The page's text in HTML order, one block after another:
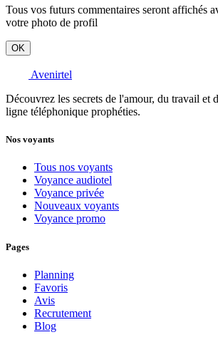
Tous vos futurs commentaires seront affichés
votre photo de profil
OK
Avenirtel
Découvrez les secrets de l'amour, du travail et
ligne téléphonique prophéties.
Nos voyants
Tous nos voyants
Voyance audiotel
Voyance privée
Nouveaux voyants
Voyance promo
Pages
Planning
Favoris
Avis
Recrutement
Blog